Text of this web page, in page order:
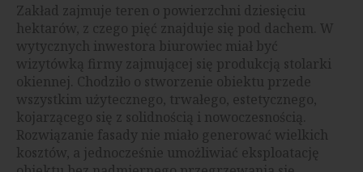
Zakład zajmuje teren o powierzchni dziesięciu
hektarów, z czego pięć znajduje się pod dachem. W
wytycznych inwestora biurowiec miał być
wizytówką firmy zajmującej się produkcją stolarki
okiennej. Chodziło o stworzenie obiektu przede
wszystkim użytecznego, trwałego, estetycznego,
kojarzącego się z solidnością i nowoczesnością.
Rozwiązanie fasady nie miało generować wielkich
kosztów, a jednocześnie umożliwiać eksploatację